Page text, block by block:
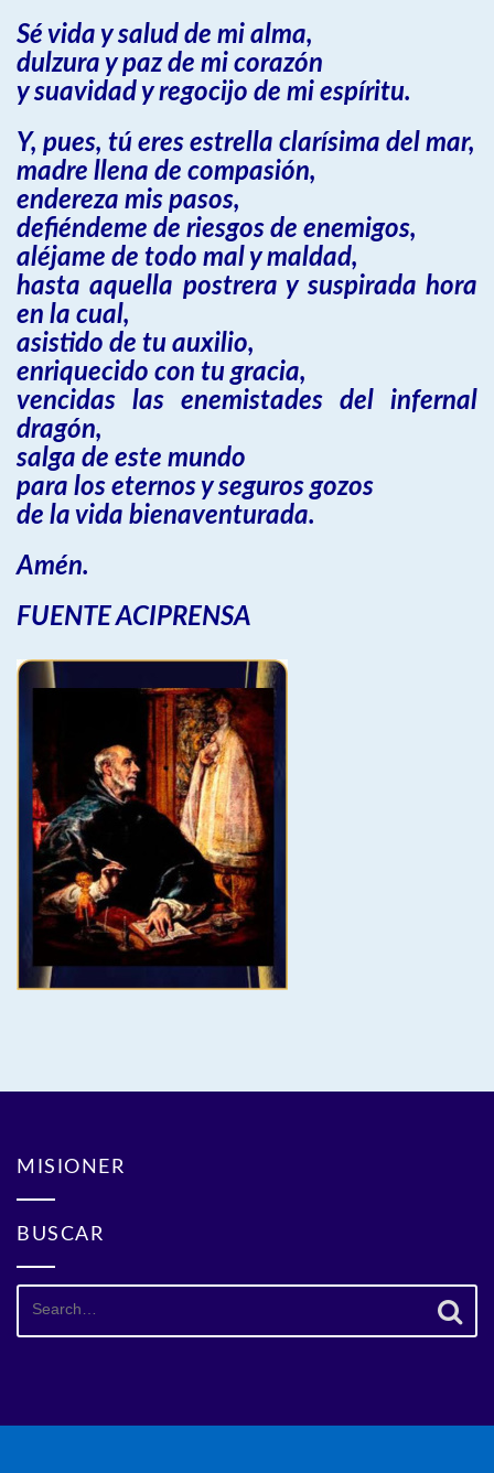
Sé vida y salud de mi alma,
dulzura y paz de mi corazón
y suavidad y regocijo de mi espíritu.
Y, pues, tú eres estrella clarísima del mar,
madre llena de compasión,
endereza mis pasos,
defiéndeme de riesgos de enemigos,
aléjame de todo mal y maldad,
hasta aquella postrera y suspirada hora
en la cual,
asistido de tu auxilio,
enriquecido con tu gracia,
vencidas las enemistades del infernal
dragón,
salga de este mundo
para los eternos y seguros gozos
de la vida bienaventurada.
Amén.
FUENTE ACIPRENSA
MISIONER
BUSCAR
Search